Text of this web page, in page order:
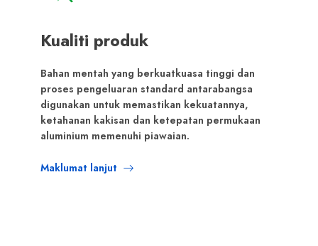
Kualiti produk
Bahan mentah yang berkuatkuasa tinggi dan
proses pengeluaran standard antarabangsa
digunakan untuk memastikan kekuatannya,
ketahanan kakisan dan ketepatan permukaan
aluminium memenuhi piawaian.
Maklumat lanjut